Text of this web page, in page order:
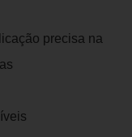
precisa na